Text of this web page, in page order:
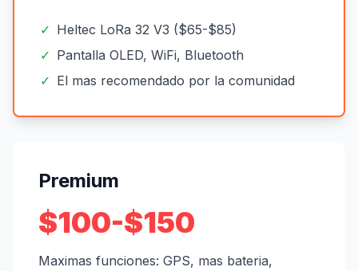
✓ Heltec LoRa 32 V3 ($65-$85)
✓ Pantalla OLED, WiFi, Bluetooth
✓ El mas recomendado por la comunidad
Premium
$100-$150
Maximas funciones: GPS, mas bateria,